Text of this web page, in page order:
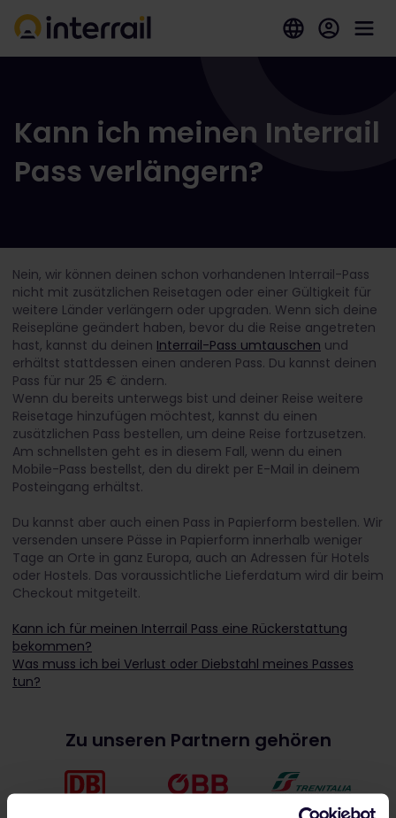
Kann ich meinen Interrail
Pass verlängern?
Nein, wir können deinen schon vorhandenen Interrail-Pass
nicht mit zusätzlichen Reisetagen oder einer Gültigkeit für
weitere Länder verlängern oder upgraden. Wenn sich deine
Reisepläne geändert haben, bevor du die Reise angetreten
hast, kannst du deinen Interrail-Pass umtauschen und
erhältst stattdessen einen anderen Pass. Du kannst deinen
Pass für nur 25 € ändern.
Wenn du bereits unterwegs bist und deiner Reise weitere
Reisetage hinzufügen möchtest, kannst du einen
zusätzlichen Pass bestellen, um deine Reise fortzusetzen.
Am schnellsten geht es in diesem Fall, wenn du einen
Mobile-Pass bestellst, den du direkt per E-Mail in deinem
Posteingang erhältst.
Du kannst aber auch einen Pass in Papierform bestellen. Wir
versenden unsere Pässe in Papierform innerhalb weniger
Tage an Orte in ganz Europa, auch an Adressen für Hotels
oder Hostels. Das voraussichtliche Lieferdatum wird dir beim
Checkout mitgeteilt.
Kann ich für meinen Interrail Pass eine Rückerstattung
bekommen?
Was muss ich bei Verlust oder Diebstahl meines Passes
tun?
Zu unseren Partnern gehören